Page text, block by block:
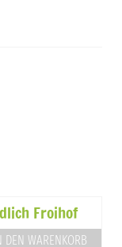
Froihof
DEN WARENKORB